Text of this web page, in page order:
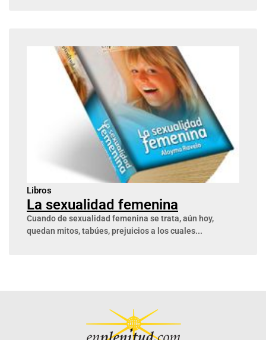
Libros
La sexualidad femenina
Cuando de sexualidad femenina se trata, aún hoy,
quedan mitos, tabúes, prejuicios a los cuales...